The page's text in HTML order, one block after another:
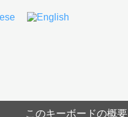
このキーボードの概要